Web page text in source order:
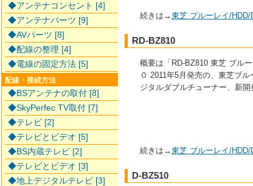
続きは→東芝 ブルーレイ/
RD-BZ810
概要は「RD-BZ810 東芝 ブル
０ 2011年5月発売の、東芝ブ
ジタルダブルチューナー、新開
続きは→東芝 ブルーレイ/
D-BZ510
◆アンテナコンセント [4]
◆アンテナパーツ [9]
◆AVパーツ [8]
◆配線の整理 [4]
◆電線の固定方法 [5]
配線・接続方法
◆BSアンテナの取付 [8]
◆SkyPerfec TV取付 [7]
◆テレビ [2]
◆テレビとビデオ [5]
◆BS内蔵テレビ [2]
◆テレビとビデオ [3]
◆地上デジタルテレビ [3]